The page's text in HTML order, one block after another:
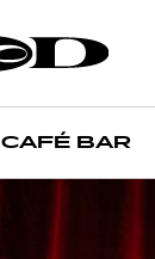
CAFÉ BAR